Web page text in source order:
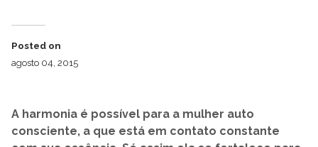
Posted on
agosto 04, 2015
A harmonia é possível para a mulher auto
consciente, a que está em contato constante